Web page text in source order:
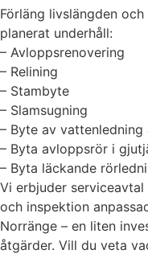
Förläng livslängden
planerat underhåll:
– Avloppsrenovering
– Relining
– Stambyte
– Slamsugning
– Byte av vattenledning
– Byta avloppsrör i
– Byta läckande
Vi erbjuder
och inspektion
Norränge – en liten
åtgärder. Vill du veta